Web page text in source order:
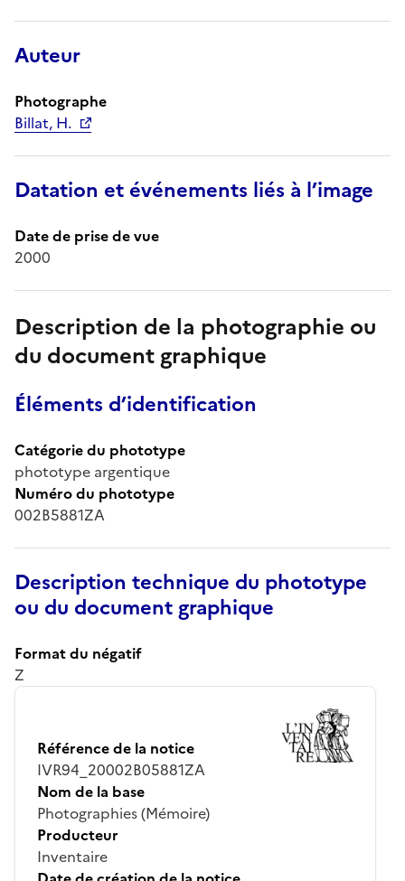
Auteur
Photographe
Billat, H.
Datation et événements liés à l’image
Date de prise de vue
2000
Description de la photographie ou
du document graphique
Éléments d’identification
Catégorie du phototype
phototype argentique
Numéro du phototype
002B5881ZA
Description technique du phototype
ou du document graphique
Format du négatif
Z
Référence de la notice
IVR94_20002B05881ZA
Nom de la base
Photographies (Mémoire)
Producteur
Inventaire